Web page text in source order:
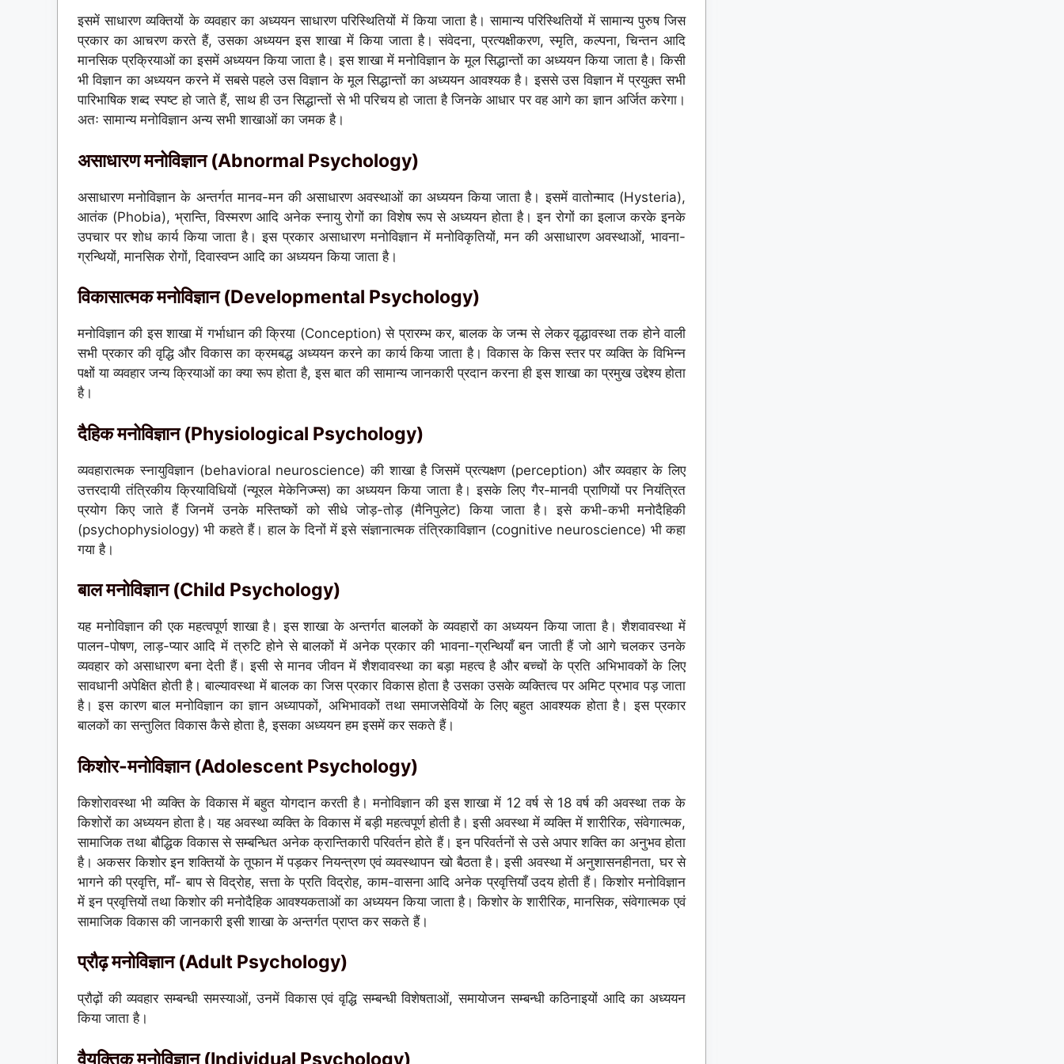
इसमें साधारण व्यक्तियों के व्यवहार का अध्ययन साधारण परिस्थितियों में किया जाता है। सामान्य परिस्थितियों में सामान्य पुरुष जिस
प्रकार का आचरण करते हैं, उसका अध्ययन इस शाखा में किया जाता है। संवेदना, प्रत्यक्षीकरण, स्मृति, कल्पना, चिन्तन आदि
मानसिक प्रक्रियाओं का इसमें अध्ययन किया जाता है। इस शाखा में मनोविज्ञान के मूल सिद्धान्तों का अध्ययन किया जाता है। किसी
भी विज्ञान का अध्ययन करने में सबसे पहले उस विज्ञान के मूल सिद्धान्तों का अध्ययन आवश्यक है। इससे उस विज्ञान में प्रयुक्त सभी
पारिभाषिक शब्द स्पष्ट हो जाते हैं, साथ ही उन सिद्धान्तों से भी परिचय हो जाता है जिनके आधार पर वह आगे का ज्ञान अर्जित करेगा।
अतः सामान्य मनोविज्ञान अन्य सभी शाखाओं का जमक है।
असाधारण मनोविज्ञान (Abnormal Psychology)
असाधारण मनोविज्ञान के अन्तर्गत मानव-मन की असाधारण अवस्थाओं का अध्ययन किया जाता है। इसमें वातोन्माद (Hysteria),
आतंक (Phobia), भ्रान्ति, विस्मरण आदि अनेक स्नायु रोगों का विशेष रूप से अध्ययन होता है। इन रोगों का इलाज करके इनके
उपचार पर शोध कार्य किया जाता है। इस प्रकार असाधारण मनोविज्ञान में मनोविकृतियों, मन की असाधारण अवस्थाओं, भावना-
ग्रन्थियों, मानसिक रोगों, दिवास्वप्न आदि का अध्ययन किया जाता है।
विकासात्मक मनोविज्ञान (Developmental Psychology)
मनोविज्ञान की इस शाखा में गर्भाधान की क्रिया (Conception) से प्रारम्भ कर, बालक के जन्म से लेकर वृद्धावस्था तक होने वाली
सभी प्रकार की वृद्धि और विकास का क्रमबद्ध अध्ययन करने का कार्य किया जाता है। विकास के किस स्तर पर व्यक्ति के विभिन्न
पक्षों या व्यवहार जन्य क्रियाओं का क्या रूप होता है, इस बात की सामान्य जानकारी प्रदान करना ही इस शाखा का प्रमुख उद्देश्य होता
है।
दैहिक मनोविज्ञान(Physiological Psychology)
व्यवहारात्मक स्नायुविज्ञान (behavioral neuroscience) की शाखा है जिसमें प्रत्यक्षण (perception) और व्यवहार के लिए
उत्तरदायी तंत्रिकीय क्रियाविधियों (न्यूरल मेकेनिज्म्स) का अध्ययन किया जाता है। इसके लिए गैर-मानवी प्राणियों पर नियंत्रित
प्रयोग किए जाते हैं जिनमें उनके मस्तिष्कों को सीधे जोड़-तोड़ (मैनिपुलेट) किया जाता है। इसे कभी-कभी मनोदैहिकी
(psychophysiology) भी कहते हैं। हाल के दिनों में इसे संज्ञानात्मक तंत्रिकाविज्ञान (cognitive neuroscience) भी कहा
गया है।
बाल मनोविज्ञान (Child Psychology)
यह मनोविज्ञान की एक महत्वपूर्ण शाखा है। इस शाखा के अन्तर्गत बालकों के व्यवहारों का अध्ययन किया जाता है। शैशवावस्था में
पालन-पोषण, लाड़-प्यार आदि में त्रुटि होने से बालकों में अनेक प्रकार की भावना-ग्रन्थियाँ बन जाती हैं जो आगे चलकर उनके
व्यवहार को असाधारण बना देती हैं। इसी से मानव जीवन में शैशवावस्था का बड़ा महत्व है और बच्चों के प्रति अभिभावकों के लिए
सावधानी अपेक्षित होती है। बाल्यावस्था में बालक का जिस प्रकार विकास होता है उसका उसके व्यक्तित्व पर अमिट प्रभाव पड़ जाता
है। इस कारण बाल मनोविज्ञान का ज्ञान अध्यापकों, अभिभावकों तथा समाजसेवियों के लिए बहुत आवश्यक होता है। इस प्रकार
बालकों का सन्तुलित विकास कैसे होता है, इसका अध्ययन हम इसमें कर सकते हैं।
किशोर-मनोविज्ञान (Adolescent Psychology)
किशोरावस्था भी व्यक्ति के विकास में बहुत योगदान करती है। मनोविज्ञान की इस शाखा में 12 वर्ष से 18 वर्ष की अवस्था तक के
किशोरों का अध्ययन होता है। यह अवस्था व्यक्ति के विकास में बड़ी महत्वपूर्ण होती है। इसी अवस्था में व्यक्ति में शारीरिक, संवेगात्मक,
सामाजिक तथा बौद्धिक विकास से सम्बन्धित अनेक क्रान्तिकारी परिवर्तन होते हैं। इन परिवर्तनों से उसे अपार शक्ति का अनुभव होता
है। अकसर किशोर इन शक्तियों के तूफान में पड़कर नियन्त्रण एवं व्यवस्थापन खो बैठता है। इसी अवस्था में अनुशासनहीनता, घर से
भागने की प्रवृत्ति, माँ- बाप से विद्रोह, सत्ता के प्रति विद्रोह, काम-वासना आदि अनेक प्रवृत्तियाँ उदय होती हैं। किशोर मनोविज्ञान
में इन प्रवृत्तियों तथा किशोर की मनोदैहिक आवश्यकताओं का अध्ययन किया जाता है। किशोर के शारीरिक, मानसिक, संवेगात्मक एवं
सामाजिक विकास की जानकारी इसी शाखा के अन्तर्गत प्राप्त कर सकते हैं।
प्रौढ़ मनोविज्ञान (Adult Psychology)
प्रौढ़ों की व्यवहार सम्बन्धी समस्याओं, उनमें विकास एवं वृद्धि सम्बन्धी विशेषताओं, समायोजन सम्बन्धी कठिनाइयों आदि का अध्ययन
किया जाता है।
वैयक्तिक मनोविज्ञान (Individual Psychology)